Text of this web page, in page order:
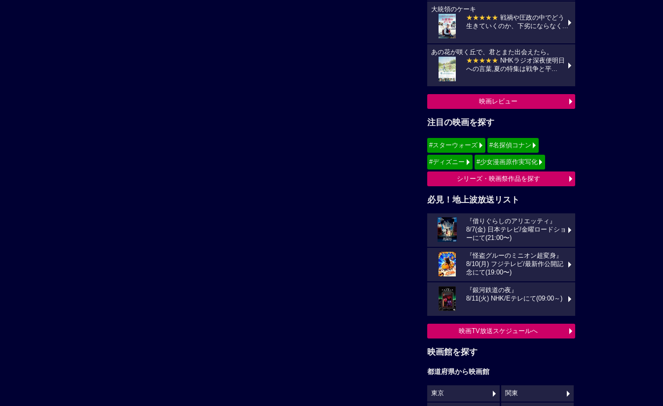
大統領のケーキ
★★★★★ 戦禍や圧政の中でどう
生きていくのか、下劣にならなく...
あの花が咲く丘で、君とまた出会えたら。
★★★★★ NHKラジオ深夜便明日
への言葉,夏の特集は戦争と平...
映画レビュー
注目の映画を探す
#スターウォーズ #名探偵コナン
#ディズニー #少女漫画原作実写化
シリーズ・映画祭作品を探す
必見！地上波放送リスト
『借りぐらしのアリエッティ』
8/7(金) 日本テレビ/金曜ロードショ
ーにて(21:00〜)
『怪盗グルーのミニオン超変身』
8/10(月) フジテレビ/最新作公開記
念にて(19:00〜)
『銀河鉄道の夜』
8/11(火) NHK/Eテレにて(09:00～)
映画TV放送スケジュールへ
映画館を探す
都道府県から映画館
東京 関東